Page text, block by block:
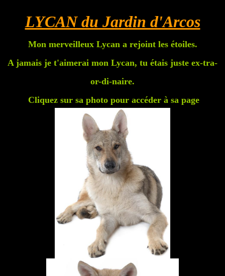
LYCAN du Jardin d'Arcos
Mon merveilleux Lycan a rejoint les étoiles.
A jamais je t'aimerai mon Lycan, tu étais juste ex-tra-
or-di-naire.
Cliquez sur sa photo pour accéder à sa page